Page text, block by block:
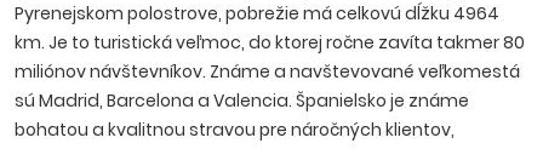
Pyrenejskom polostrove, pobrežie má celkovú dĺžku 4964
km. Je to turistická veľmoc, do ktorej ročne zavíta takmer 80
miliónov návštevníkov. Známe a navštevované veľkomestá
sú Madrid, Barcelona a Valencia. Španielsko je známe
bohatou a kvalitnou stravou pre náročných klientov,